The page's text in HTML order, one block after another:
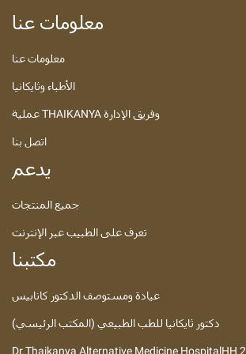
معلومات عنا
معلومات عنا
الأطباء وثايكانيا
عملية THAIKANYA وفريق الإدارة
اتصل بنا
يدعم
جميع المنتجات
تعرف على الطبيب عبر الإنترنت
مكتبنا
عيادة ومستوصف الدكتور كانابيس
دكتور ثايكانيا للطب الطبيعي (المكتب الرئيسي)
Dr.Thaikanya Alternative Medicine HospitalHH 2